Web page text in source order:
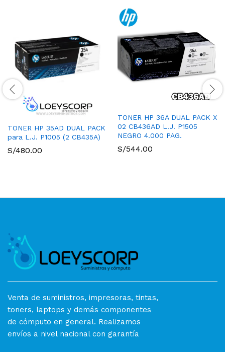
TONER HP 35AD DUAL PACK
para L.J. P1005 (2 CB435A)
S/480.00
TONER HP 36A DUAL PACK X
02 CB436AD L.J. P1505
NEGRO 4.000 PAG.
S/544.00
Venta de suministros, impresoras, tintas,
toners, laptops y demás componentes
de cómputo en general. Realizamos
envíos a nivel nacional con garantía